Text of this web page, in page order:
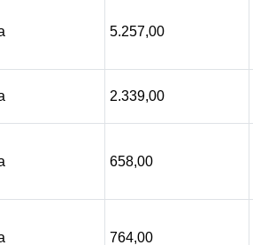
5.257,00
2.339,00
658,00
764,00